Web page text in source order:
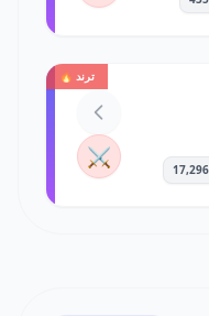
ترند 🔥
⚔️